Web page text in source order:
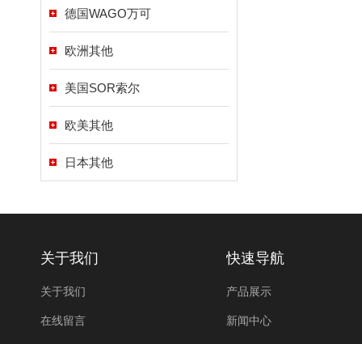
德国WAGO万可
欧洲其他
美国SOR索尔
欧美其他
日本其他
关于我们
关于我们
在线留言
快速导航
产品展示
新闻中心